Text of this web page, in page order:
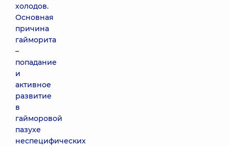
холодов.
Основная
причина
гайморита
–
попадание
и
активное
развитие
в
гайморовой
пазухе
неспецифических